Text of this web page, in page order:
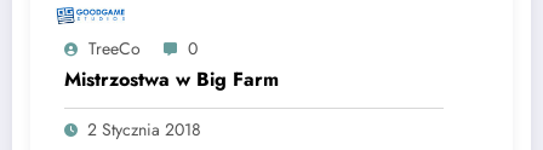
TreeCo 0
Mistrzostwa w Big Farm
2 Stycznia 2018